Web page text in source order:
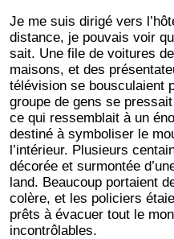
Je me suis diri­gé vers
dis­tance, je pou­vais voir
sait. Une file de voi­tures
mai­sons, et des
télé­vi­sion se bous­cu­laient
groupe de gens se
ce qui res­sem­blait à un
des­ti­né à sym­bo­li­ser le
l’in­té­rieur. Plu­sieurs
déco­rée et sur­mon­tée
land. Beau­coup por­taient
colère, et les poli­ciers
prêts à éva­cuer tout le
incontrôlables.